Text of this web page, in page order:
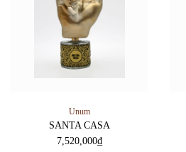
Unum
SANTA CASA
7,520,000₫